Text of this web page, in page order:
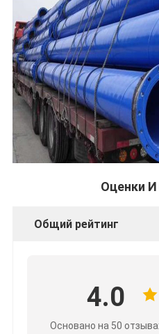
Оценки
Общий рейтинг
4.0
Основано на 50